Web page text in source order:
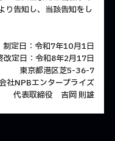
り告知し、当該告知をし
制定日：令和7年10月1日
改定日：令和8年2月17日
東京都港区芝5-36-7
社NPBエンタープライズ
代表取締役 吉岡 則雄